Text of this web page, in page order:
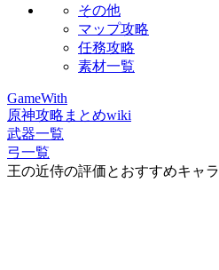
その他
マップ攻略
任務攻略
素材一覧
GameWith
原神攻略まとめwiki
武器一覧
弓一覧
王の近侍の評価とおすすめキャラ